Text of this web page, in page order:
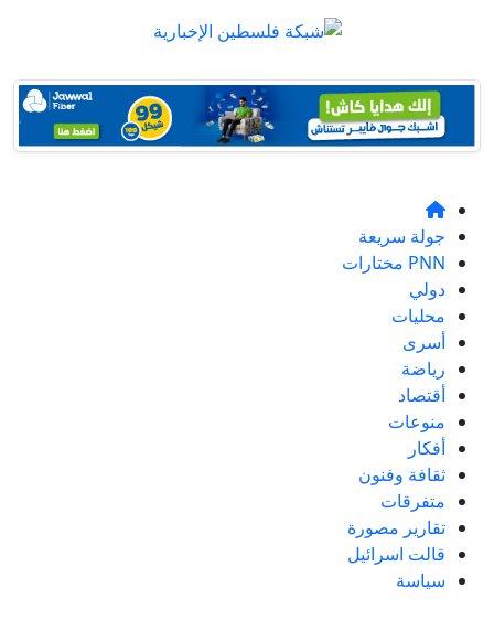
جولة سريعة
PNN مختارات
دولي
محليات
أسرى
رياضة
أقتصاد
منوعات
أفكار
ثقافة وفنون
متفرقات
تقارير مصورة
قالت اسرائيل
سياسة